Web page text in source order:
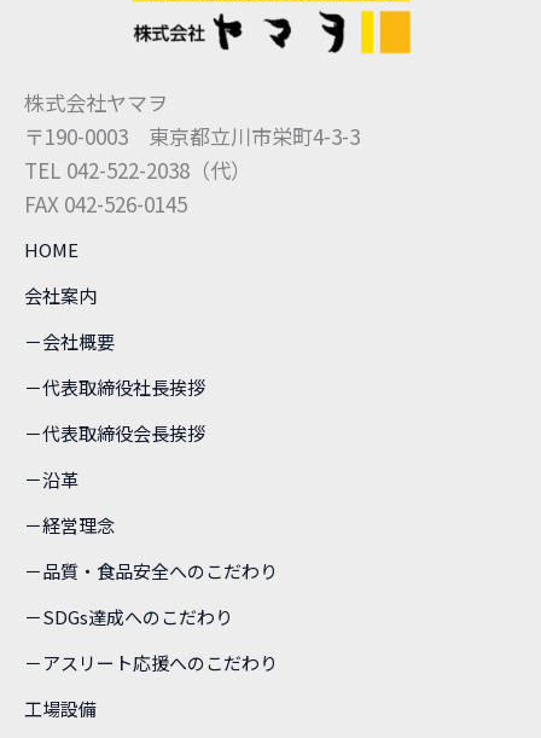
株式会社ヤマヲ
〒190-0003 東京都立川市栄町4-3-3
TEL 042-522-2038（代）
FAX 042-526-0145
HOME
会社案内
－会社概要
－代表取締役社長挨拶
－代表取締役会長挨拶
－沿革
－経営理念
－品質・食品安全へのこだわり
－SDGs達成へのこだわり
－アスリート応援へのこだわり
工場設備